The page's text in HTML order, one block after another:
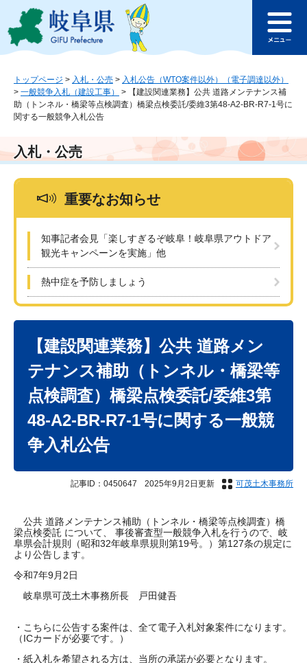
ジ
ュ
文
へ
このページの本文へ
ュ
トップページ > 入札・公売 > 入札公告（WTO案件以外）（電子調達以外）
> 一般競争入札（建設工事） >
【建設関連業務】公共 道路メンテナンス補
助（トンネル・橋梁等点検調査）橋梁点検委託/委維3第48-A2-BR-R7-1号に
関する一般競争入札公告
入札・公売
重要なお知らせ
知事記者会見「楽しすぎるぞ岐阜！岐阜県アウトドア
観光キャンペーンを実施」他
熱中症を予防しましょう
【建設関連業務】公共 道路メン
テナンス補助（トンネル・橋梁等
点検調査）橋梁点検委託/委維3第
48-A2-BR-R7-1号に関する一般競
争入札公告
記事ID：0450647 2025年9月2日更新 可茂土木事務所
公共 道路メンテナンス補助（トンネル・橋梁等点検調査）橋
梁点検委託 について、 事後審査型一般競争入札を行うので、岐
阜県会計規則（昭和32年岐阜県規則第19号。）第127条の規定に
より公告します。
令和7年9月2日
岐阜県可茂土木事務所長 戸田健吾
・こちらに公告する案件は、全て電子入札対象案件になります。
（ICカードが必要です。）
・紙入札を希望される方は、当所の承諾が必要となります。